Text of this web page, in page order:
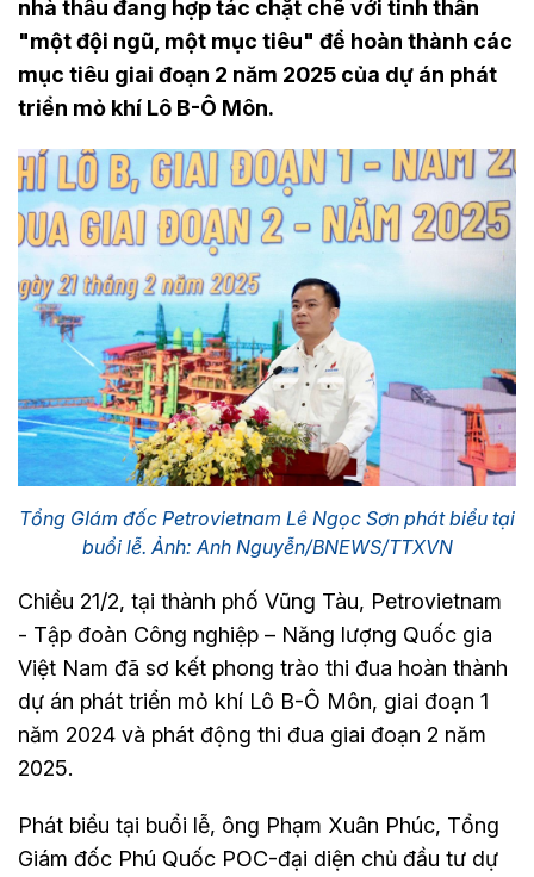
nhà thầu đang hợp tác chặt chẽ với tinh thần
"một đội ngũ, một mục tiêu" để hoàn thành các
mục tiêu giai đoạn 2 năm 2025 của dự án phát
triển mỏ khí Lô B-Ô Môn.
Tổng GIám đốc Petrovietnam Lê Ngọc Sơn phát biểu tại
buổi lễ. Ảnh: Anh Nguyễn/BNEWS/TTXVN
Chiều 21/2, tại thành phố Vũng Tàu, Petrovietnam
- Tập đoàn Công nghiệp – Năng lượng Quốc gia
Việt Nam đã sơ kết phong trào thi đua hoàn thành
dự án phát triển mỏ khí Lô B-Ô Môn, giai đoạn 1
năm 2024 và phát động thi đua giai đoạn 2 năm
2025.
Phát biểu tại buổi lễ, ông Phạm Xuân Phúc, Tổng
Giám đốc Phú Quốc POC-đại diện chủ đầu tư dự